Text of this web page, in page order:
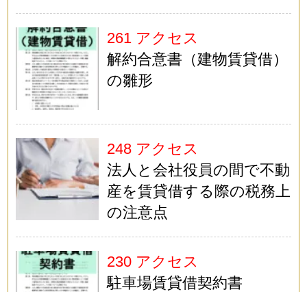
261 アクセス
解約合意書（建物賃貸借）
の雛形
248 アクセス
法人と会社役員の間で不動
産を賃貸借する際の税務上
の注意点
230 アクセス
駐車場賃貸借契約書